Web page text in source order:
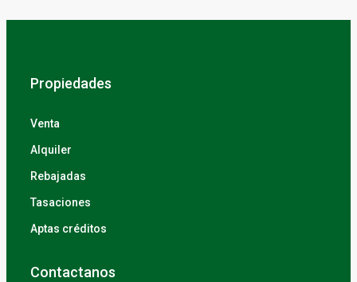
Propiedades
Venta
Alquiler
Rebajadas
Tasaciones
Aptas créditos
Contactanos